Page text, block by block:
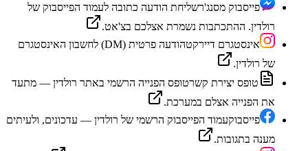
פייסבוק מסנג'רשליחת הודעה כתובה לעמוד הפייסבוק של
רולדין. ההתכתבות נשמרת אצלכם בצ'אט.
אינסטגרם דיירקט
הודעה פרטית (DM) לחשבון האינסטגרם
של רולדין.
טופס יצירת קשרטופס הפנייה הרשמי באתר רולדין — מתעד
את הפנייה אצלם במערכת.
פייסבוקעמוד הפייסבוק הרשמי של רולדין — עדכונים, ולעיתים
מענה בתגובות.